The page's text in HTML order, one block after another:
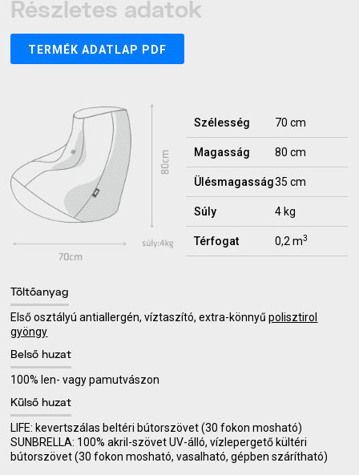
Részletes adatok
TERMÉK ADATLAP PDF
Szélesség 70 cm
Magasság 80 cm
Ülésmagasság35 cm
Súly 4 kg
Térfogat 0,2 m3
Töltőanyag
Első osztályú antiallergén, víztaszító, extra-könnyűpolisztirol
gyöngy
Belső huzat
100% len- vagy pamutvászon
Külső huzat
LIFE: kevertszálas beltéri bútorszövet (30 fokon mosható)
SUNBRELLA: 100% akril-szövet UV-álló, vízlepergető kültéri
bútorszövet (30 fokon mosható, vasalható, gépben szárítható)